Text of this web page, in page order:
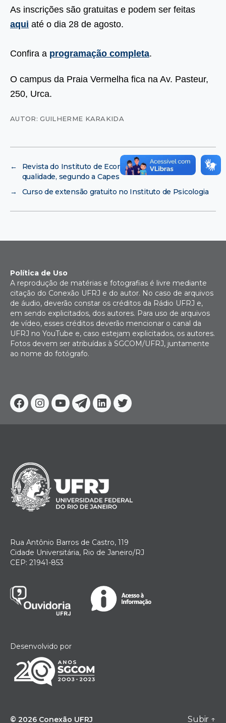
As inscrições são gratuitas e podem ser feitas
aqui até o dia 28 de agosto.
Confira a programação completa.
O campus da Praia Vermelha fica na Av. Pasteur,
250, Urca.
AUTOR: GUILHERME KARAKIDA
←
Revista do Instituto de Economia aumenta de
qualidade, segundo a Capes
→
Curso de extensão gratuito no Instituto de Psicologia
Facebook
Instagram
YoutubeTelegram
Linkedin
Twitter
Política de Uso
A reprodução de matérias e fotografias é livre mediante
citação do Conexão UFRJ e do autor. No caso de arquivos
de áudio, deverão constar os créditos da Rádio UFRJ e,
em sendo explicitados, dos autores. Para uso de arquivos
de vídeo, esses créditos deverão mencionar o canal da
UFRJ no YouTube e, caso estejam explicitados, os autores.
Fotos devem ser atribuídas à SGCOM/UFRJ, juntamente
ao nome do fotógrafo.
Rua Antônio Barros de Castro, 119
Cidade Universitária, Rio de Janeiro/RJ
CEP: 21941-853
Desenvolvido por
© 2026 Conexão UFRJ Subir ↑